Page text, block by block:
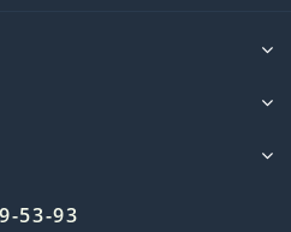
53-93